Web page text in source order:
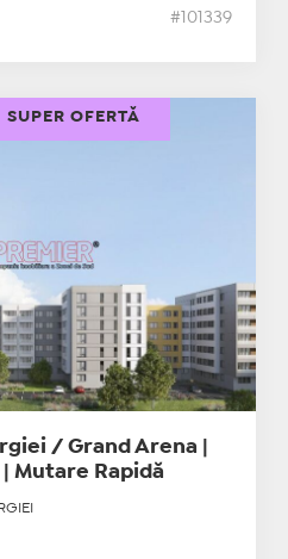
#101339
/ Grand Arena |
Mutare Rapidă
SUPER OFERTĂ